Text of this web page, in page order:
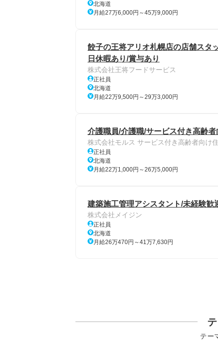
北海道
月給27万6,000円～45万9,000円
餃子の王将アリオ札幌店の店舗スタ
日休暇あり/賞与あり
株式会社王将フードサービス
正社員
北海道
月給22万9,500円～29万3,000円
介護職員/介護職/サービス付き高齢
株式会社モルス サービス付き高齢者向け
正社員
北海道
月給22万1,000円～26万5,000円
建築施工管理アシスタント/未経験
株式会社メイジン
正社員
北海道
月給26万470円～41万7,630円
テー